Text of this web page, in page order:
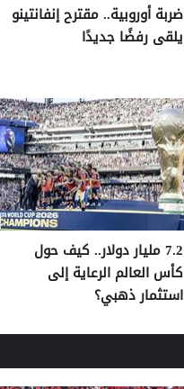
ضربة أوروبية.. مقترح إنفانتينو
يلقى رفضًا جديدًا
7.2 مليار دولار.. كيف حول
كأس العالم الرعاية إلى
استثمار ذهبي؟